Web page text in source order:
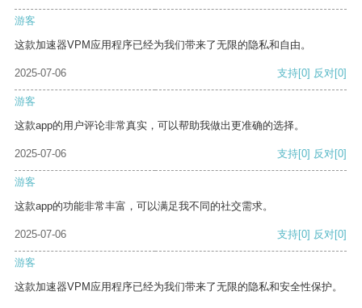
游客
这款加速器VPM应用程序已经为我们带来了无限的隐私和自由。
2025-07-06 支持[0] 反对[0]
游客
这款app的用户评论非常真实，可以帮助我做出更准确的选择。
2025-07-06 支持[0] 反对[0]
游客
这款app的功能非常丰富，可以满足我不同的社交需求。
2025-07-06 支持[0] 反对[0]
游客
这款加速器VPM应用程序已经为我们带来了无限的隐私和安全性保护。